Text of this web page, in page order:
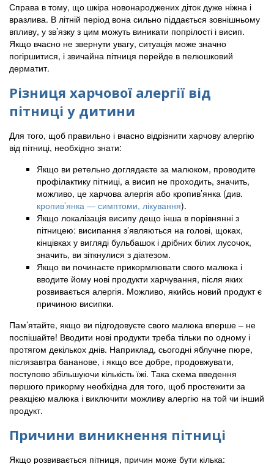
Справа в тому, що шкіра новонароджених діток дуже ніжна і
вразлива. В літній період вона сильно піддається зовнішньому
впливу, у зв’язку з цим можуть виникати попрілості і висип.
Якщо вчасно не звернути увагу, ситуація може значно
погіршитися, і звичайна пітниця перейде в пелюшковий
дерматит.
Різниця харчової алергії від
пітниці у дитини
Для того, щоб правильно і вчасно відрізнити харчову алергію
від пітниці, необхідно знати:
Якщо ви ретельно доглядаєте за малюком, проводите
профілактику пітниці, а висип не проходить, значить,
можливо, це харчова алергія або кропив’янка (див.
кропив’янка — симптоми, лікування).
Якщо локалізація висипу дещо інша в порівнянні з
пітницею: висипання з’являються на голові, щоках,
кінцівках у вигляді бульбашок і дрібних білих лусочок,
значить, ви зіткнулися з діатезом.
Якщо ви починаєте прикормлювати свого малюка і
вводите йому нові продукти харчування, після яких
розвивається алергія. Можливо, якийсь новий продукт є
причиною висипки.
Пам’ятайте, якщо ви підгодовуєте свого малюка вперше – не
поспішайте! Вводити нові продукти треба тільки по одному і
протягом декількох днів. Наприклад, сьогодні яблучне пюре,
післязавтра бананове, і якщо все добре, продовжувати,
поступово збільшуючи кількість їжі. Така схема введення
першого прикорму необхідна для того, щоб простежити за
реакцією малюка і виключити можливу алергію на той чи інший
продукт.
Причини виникнення пітниці
Якщо розвивається пітниця, причин може бути кілька: